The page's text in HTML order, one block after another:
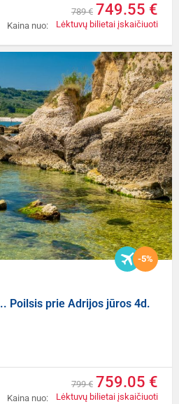
Kaina nuo:
789 € 749.55 €
Lėktuvų bilietai įskaičiuoti
-5%
Poilsis prie Adrijos jūros 4d.
Kaina nuo:
799 € 759.05 €
Lėktuvų bilietai įskaičiuoti